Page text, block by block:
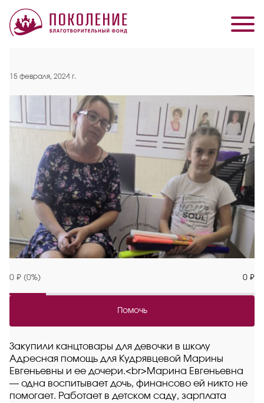
15 февраля, 2024 г.
0 ₽ (0%) 0 ₽
Помочь
Закупили канцтовары для девочки в школу
Адресная помощь для Кудрявцевой Марины
Евгеньевны и ее дочери.<br>Марина Евгеньевна
— одна воспитывает дочь, финансово ей никто не
помогает. Работает в детском саду, зарплата